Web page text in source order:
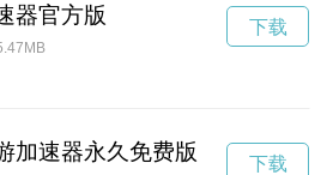
器官方版 下载
加速器永久免费版 下载